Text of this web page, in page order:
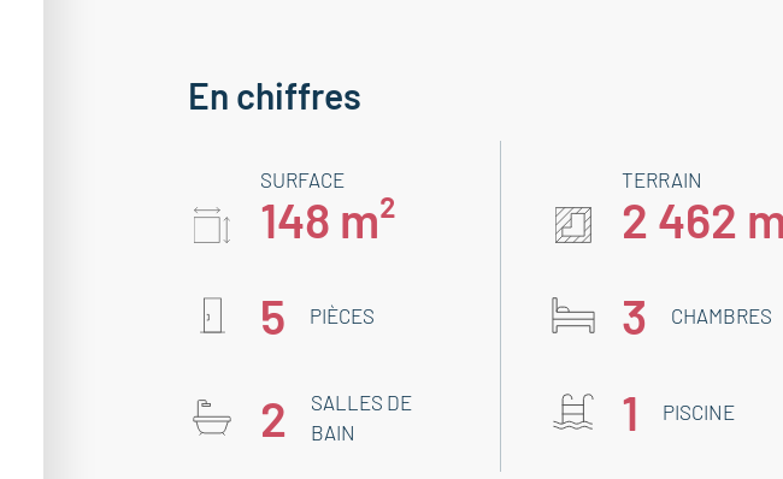
En chiffres
SURFACE
148 m²
TERRAIN
2 462
5
PIÈCES 3 CHAMBRES
2
SALLES DE
BAIN
1 PISCINE